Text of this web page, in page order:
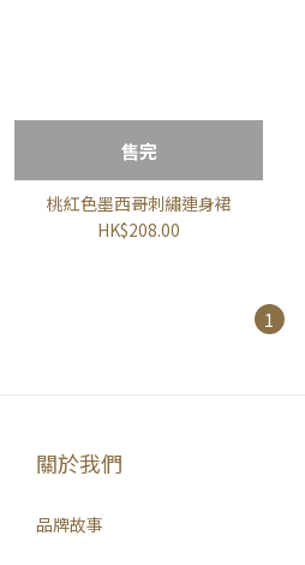
售完
桃紅色墨西哥刺繡連身裙
HK$208.00
1
關於我們
品牌故事